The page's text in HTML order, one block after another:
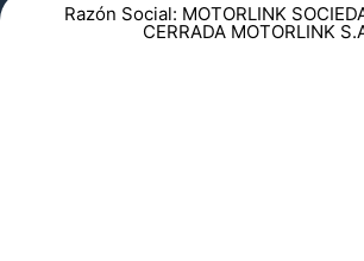
Razón Social: MOTORLINK
CERRADA MOTORLINK